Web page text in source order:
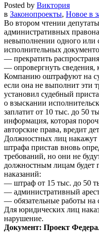
Posted by Виктория
в Законопроекты, Новое в
Во втором чтении
административных
невыполнении одного или
исполнительных
— прекратить
— опровергнуть сведения,
Компанию оштрафуют на
если она не выполнит эти
установил судебный
о взыскании
заплатит от 10 тыс. до 50
информация, которая
авторские права, вредит
Должностных лиц накажут
штрафа пристав вновь
требований, но они не
должностным лицам будет
наказаний:
— штраф от 15 тыс. до 50
— административный
— обязательные работы на
Для юридических лиц
нарушение.
Документ: Проект